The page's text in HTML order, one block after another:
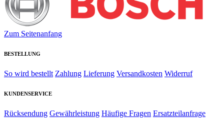
Zum Seitenanfang
BESTELLUNG
So wird bestellt Zahlung Lieferung Versandkosten Widerruf
KUNDENSERVICE
Rücksendung Gewährleistung Häufige Fragen Ersatzteilanfrage